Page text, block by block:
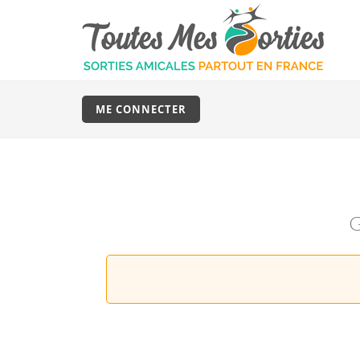
ME CONNECTER